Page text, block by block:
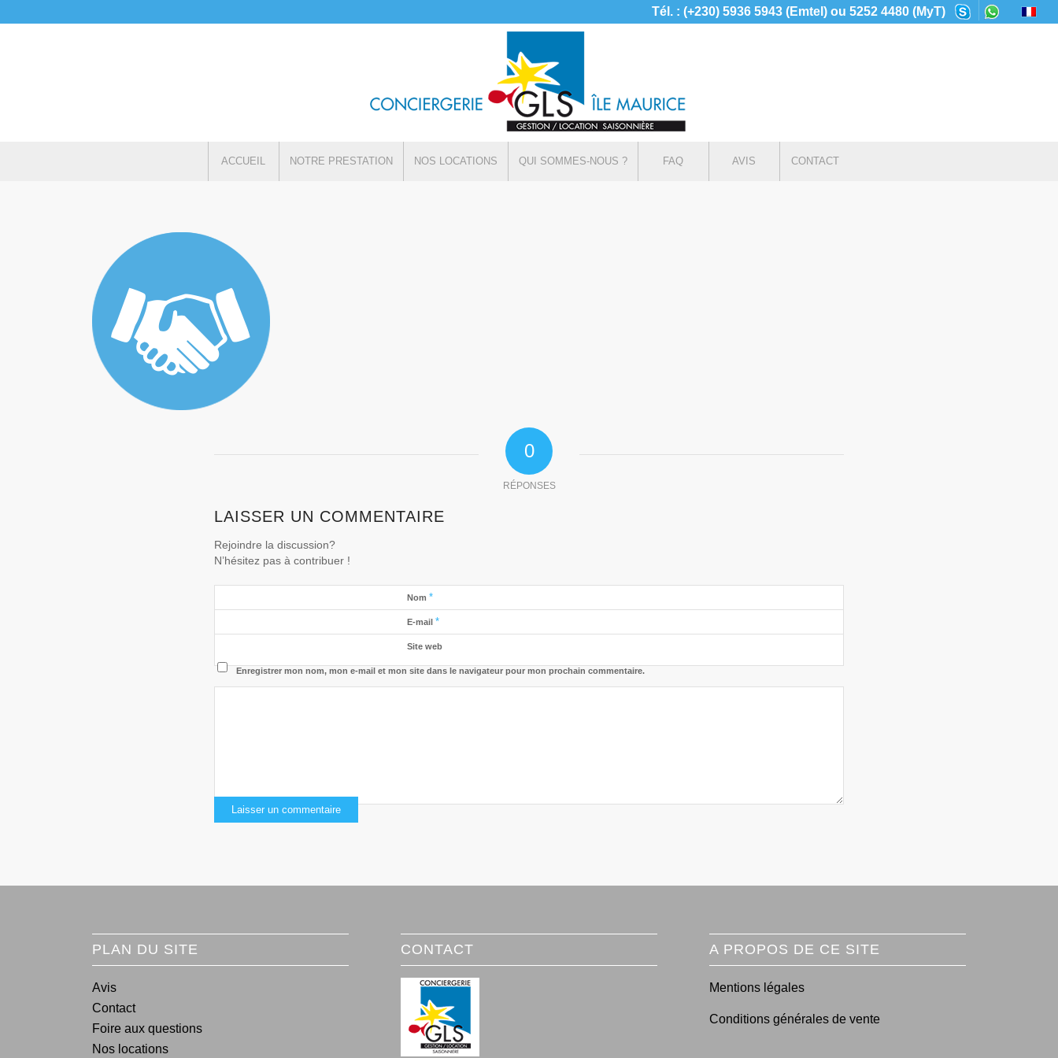
Tél. : (+230) 5936 5943 (Emtel) ou 5252 4480 (MyT)
ACCUEIL NOTRE PRESTATION NOS LOCATIONS QUI SOMMES-NOUS ? FAQ AVIS CONTACT
0
RÉPONSES
LAISSER UN COMMENTAIRE
Rejoindre la discussion?
N’hésitez pas à contribuer !
Nom *
E-mail *
Site web
Enregistrer mon nom, mon e-mail et mon site dans le navigateur pour mon prochain commentaire.
PLAN DU SITE
Avis
Contact
Foire aux questions
Nos locations
CONTACT A PROPOS DE CE SITE
Mentions légales
Conditions générales de vente